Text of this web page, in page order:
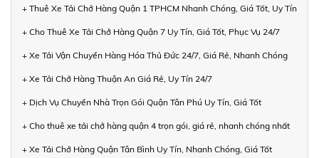
+ Thuê Xe Tải Chở Hàng Quận 1 TPHCM Nhanh Chóng, Giá Tốt, Uy Tín
+ Cho Thuê Xe Tải Chở Hàng Quận 7 Uy Tín, Giá Tốt, Phục Vụ 24/7
+ Xe Tải Vận Chuyển Hàng Hóa Thủ Đức 24/7, Giá Rẻ, Nhanh Chóng
+ Xe Tải Chở Hàng Thuận An Giá Rẻ, Uy Tín 24/7
+ Dịch Vụ Chuyển Nhà Trọn Gói Quận Tân Phú Uy Tín, Giá Tốt
+ Cho thuê xe tải chở hàng quận 4 trọn gói, giá rẻ, nhanh chóng nhất
+ Xe Tải Chở Hàng Quận Tân Bình Uy Tín, Nhanh Chóng, Giá Tốt